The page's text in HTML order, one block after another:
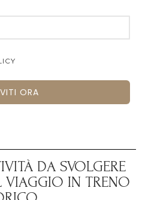
ORA
DA SVOLGERE
IN TRENO